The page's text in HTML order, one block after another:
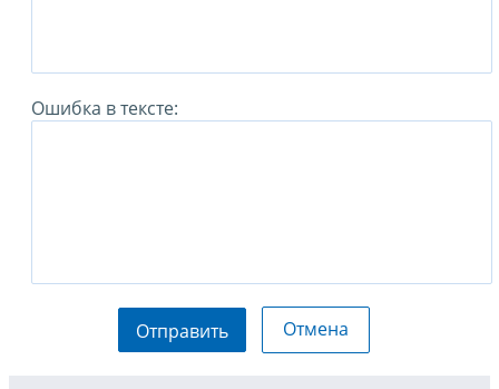
Ошибка в тексте:
Отправить Отмена